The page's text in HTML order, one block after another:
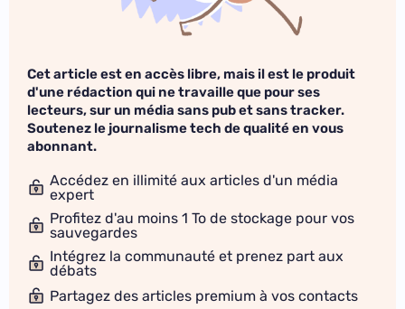
Cet article est en accès libre, mais il est le produit
d'une rédaction qui ne travaille que pour ses
lecteurs, sur un média sans pub et sans tracker.
Soutenez le journalisme tech de qualité en vous
abonnant.
Accédez en illimité aux articles d'un média
expert
Profitez d'au moins 1 To de stockage pour vos
sauvegardes
Intégrez la communauté et prenez part aux
débats
Partagez des articles premium à vos contacts